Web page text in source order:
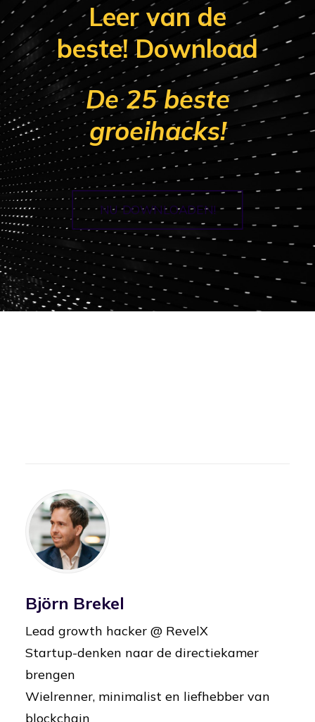
Leer van de
beste! Download
De 25 beste
groeihacks!
NU DOWNLOADEN!
Björn Brekel
Lead growth hacker @ RevelX
Startup-denken naar de directiekamer
brengen
Wielrenner, minimalist en liefhebber van
blockchain